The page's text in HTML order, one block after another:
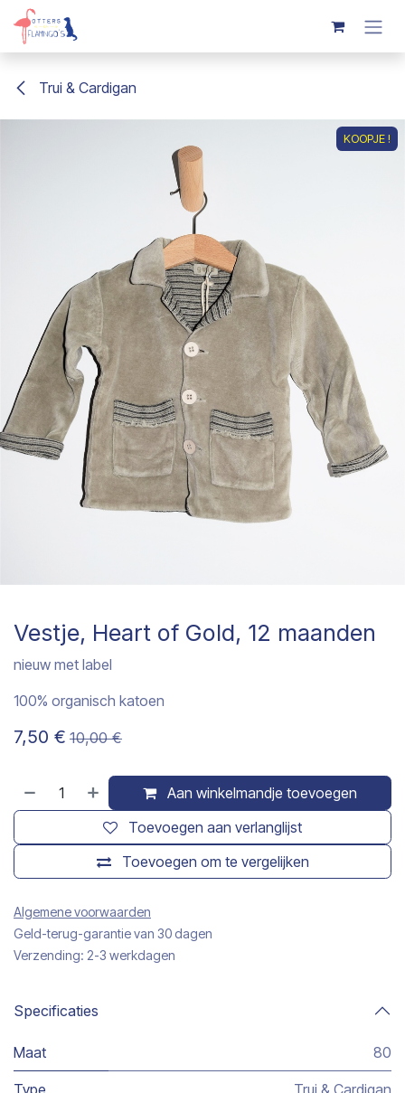
Overslaan naar inhoud
Trui & Cardigan
KOOPJE !
Vestje, Heart of Gold, 12 maanden
nieuw met label
100% organisch katoen
7,50 € 10,00€
Aan winkelmandje toevoegen
Toevoegen om te vergelijken
Toevoegen aan verlanglijst
Algemene voorwaarden
Geld-terug-garantie van 30 dagen
Verzending: 2-3 werkdagen
Specificaties
Maat 80